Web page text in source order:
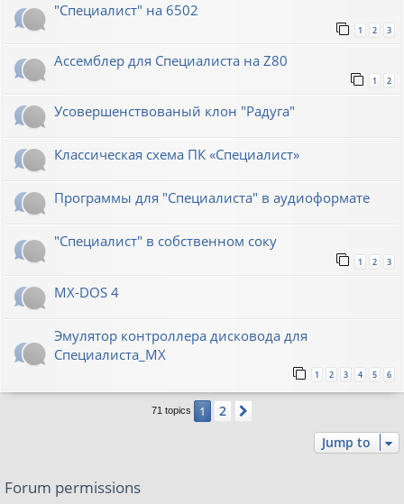
"Специалист" на 6502
1 2 3
Ассемблер для Специалиста на Z80
1 2
Усовершенствованый клон "Радуга"
Классическая схема ПК «Специалист»
Программы для "Специалиста" в аудиоформате
"Специалист" в собственном соку
1 2 3
MX-DOS 4
Эмулятор контроллера дисковода для
Специалиста_МХ
1 2 3 4 5 6
71 topics 1 2
Jump to
Forum permissions